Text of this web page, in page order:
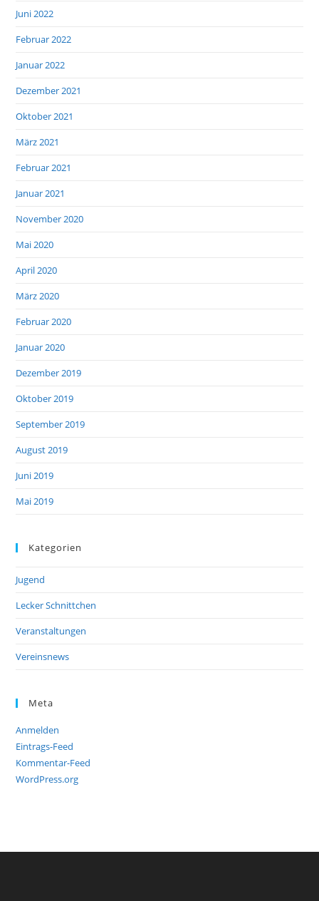
Juni 2022
Februar 2022
Januar 2022
Dezember 2021
Oktober 2021
März 2021
Februar 2021
Januar 2021
November 2020
Mai 2020
April 2020
März 2020
Februar 2020
Januar 2020
Dezember 2019
Oktober 2019
September 2019
August 2019
Juni 2019
Mai 2019
Kategorien
Jugend
Lecker Schnittchen
Veranstaltungen
Vereinsnews
Meta
Anmelden
Eintrags-Feed
Kommentar-Feed
WordPress.org